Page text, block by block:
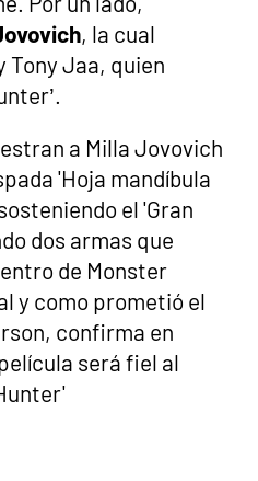
, la cual
Tony Jaa, quien
a Milla Jovovich
'Hoja mandíbula
el 'Gran
dos armas que
de Monster
y como prometió el
confirma en
será fiel al